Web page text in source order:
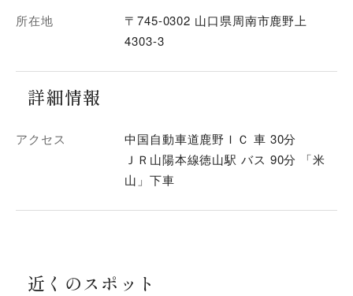
所在地
〒745-0302 山口県周南市鹿野上
4303-3
詳細情報
アクセス
中国自動車道鹿野ＩＣ 車 30分
ＪＲ山陽本線徳山駅 バス 90分 「米
山」下車
近くのスポット